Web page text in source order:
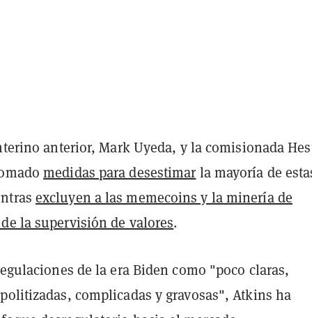
anterior, Mark Uyeda, y la comisionada
medidas para desestimar la mayoría de
excluyen a las memecoins y la minería de
la supervisión de valores.
de la era Biden como "poco claras,
complicadas y gravosas", Atkins ha